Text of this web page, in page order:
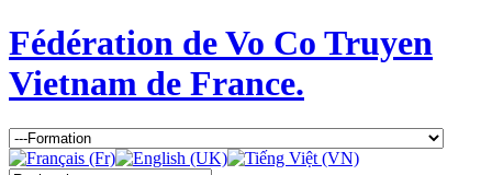
Fédération de Vo Co Truyen
Vietnam de France.